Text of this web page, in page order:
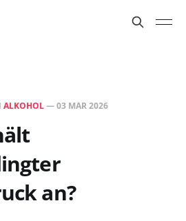
ALKOHOL—03 MAR 2026
an?